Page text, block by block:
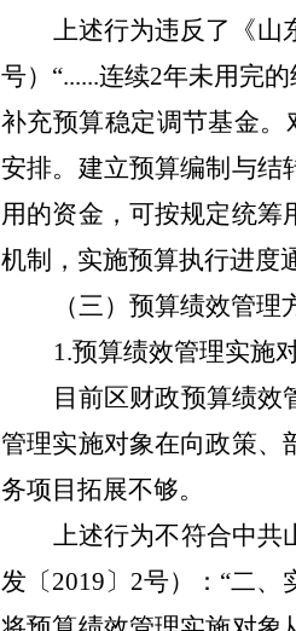
上述行为违反了
《
号） “......连续2年未用完
补充预算稳定调节基金
安排。建立预算编制与结
用的资金，可按规定统
机制，实施预算执行进度
（三）预算绩效管理
1.预算绩效管理实施
目前区财政预算绩
管理实施对象在向政策、
务项目拓展不够。
上述行为不符合中共
发〔2019〕 2号）： “二、